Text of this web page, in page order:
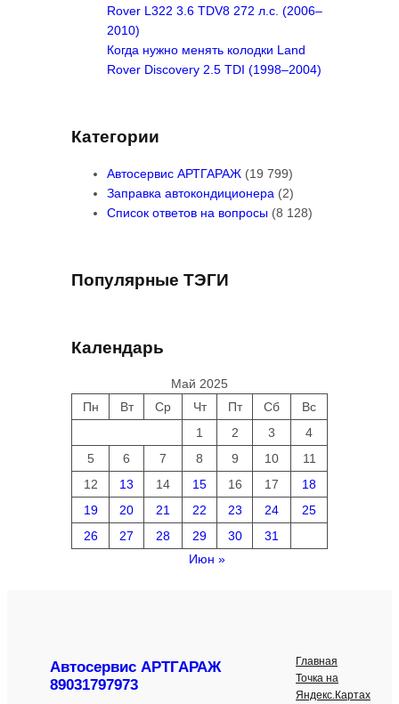
Rover L322 3.6 TDV8 272 л.с. (2006–
2010)
Когда нужно менять колодки Land
Rover Discovery 2.5 TDI (1998–2004)
Категории
Автосервис АРТГАРАЖ (19 799)
Заправка автокондиционера (2)
Список ответов на вопросы (8 128)
Популярные ТЭГИ
Календарь
Май 2025
Пн
Вт Ср Чт Пт Сб
Вс
1
2 3
4
5
6 7 8 9 10
11
12
13 14 15 16 17
18
19
20 21 22 23 24
25
26
27 28 29 30
31
Июн »
Автосервис АРТГАРАЖ
89031797973
Главная
Точка на
Яндекс.Картах